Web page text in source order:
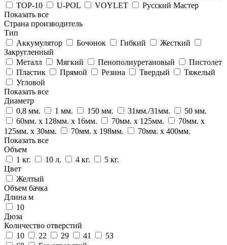
TOP-10
U-POL VOYLET
Русский Мастер
Показать все
Страна производитель
Тип
Аккумулятор
Бочонок Гибкий
Жесткий
Закругленный
Металл
Мягкий Пенополиуретановый
Пистолет
Пластик
Прямой Резина Твердый
Тяжелый
Угловой
Показать все
Диаметр
0,8 мм.
1 мм. 150 мм. 31мм./31мм.
50 мм.
60мм. х 128мм. х 16мм.
70мм. х 125мм.
70мм. х
125мм. х 30мм.
70мм. х 198мм.
70мм. х 400мм.
Показать все
Объем
1 кг.
10 л. 4 кг.
5 кг.
Цвет
Желтый
Объем бачка
Длина м
10
Дюза
Количество отверстий
10
22 29 41
53